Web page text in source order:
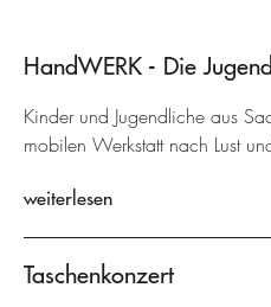
HandWERK - Die
Kinder und Jugendliche aus
mobilen Werkstatt nach Lust
weiterlesen
Taschenkonzert